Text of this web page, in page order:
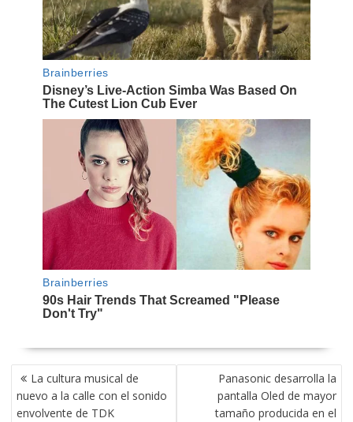
NAVEGACIÓN
DE
ENTRADAS
La cultura musical de
nuevo a la calle con el sonido
envolvente de TDK
Panasonic desarrolla la
pantalla Oled de mayor
tamaño producida en el